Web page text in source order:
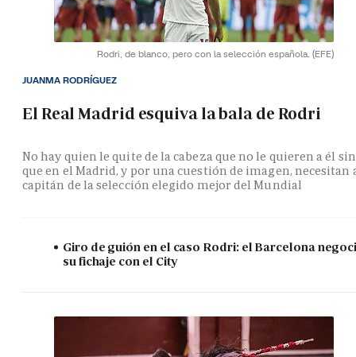
Rodri, de blanco, pero con la selección española. (EFE)
El Real Madrid esquiva la bala de Rodri
No hay quien le quite de la cabeza que no le quieren a él
que en el Madrid, y por una cuestión de imagen, necesitan
capitán de la selección elegido mejor del Mundial
JUANMA RODRÍGUEZ
Giro de guión en el caso Rodri: el Barcelona
su fichaje con el City